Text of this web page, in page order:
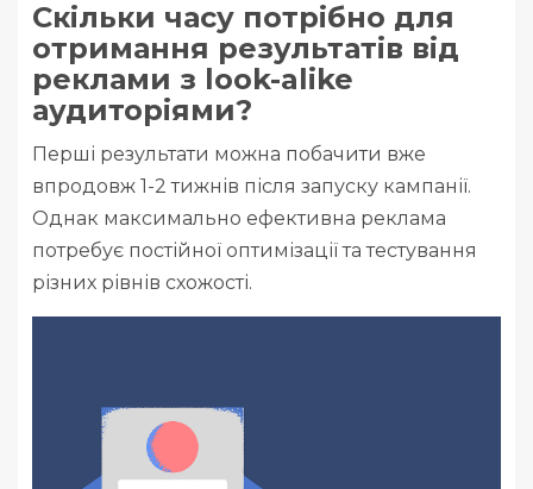
Скільки часу потрібно для
отримання результатів від
реклами з look-alike
аудиторіями?
Перші результати можна побачити вже
впродовж 1-2 тижнів після запуску кампанії.
Однак максимально ефективна реклама
потребує постійної оптимізації та тестування
різних рівнів схожості.